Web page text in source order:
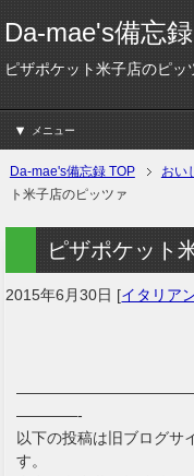
Da-mae's備忘録
ピザポケット米子店のピッ
メニュー
Da-mae's備忘録 TOP おい
ト米子店のピッツァ
ピザポケット
2015年6月30日 [イタリア
————-
以下の投稿は旧ブログサ
す。